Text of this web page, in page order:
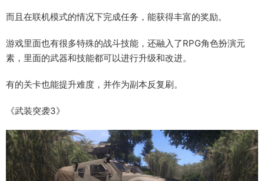
而且在联机模式的情况下完成任务，能获得丰富的奖励。
游戏里面也有很多特殊的战斗技能，还融入了RPG角色扮演元
素，里面的武器和技能都可以进行升级和改进。
有的关卡也能提升难度，并作为副本反复刷。
《武装突袭3》